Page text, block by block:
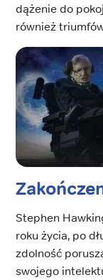
dążenie do
również
Stephen
roku życia, po
zdolność
swojego